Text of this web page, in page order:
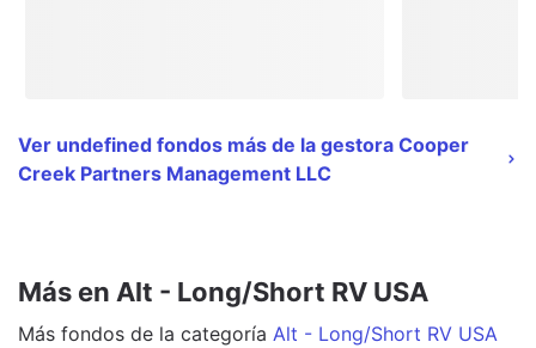
Ver undefined fondos más de la gestora Cooper
Creek Partners Management LLC
Más en Alt - Long/Short RV USA
Más fondos de la categoría Alt - Long/Short RV USA